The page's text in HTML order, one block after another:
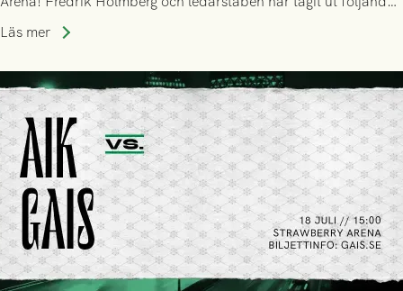
trupp till matchen:
Läs mer